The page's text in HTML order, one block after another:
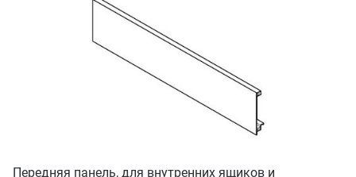
Передняя панель, для внутренних ящиков и